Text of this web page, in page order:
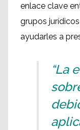
enlace clave
grupos
ayudarles a
“La